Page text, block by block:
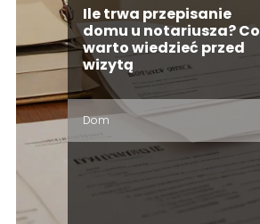
Ile trwa przepisanie
domu u notariusza? Co
warto wiedzieć przed
wizytą
Dom